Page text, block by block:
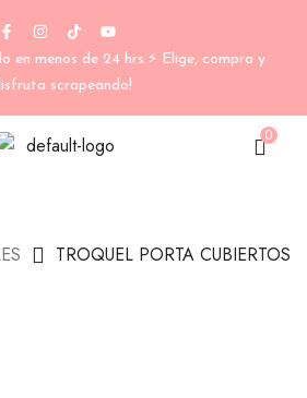
en menos de 24 hrs.⚡ Elige, compra y
scrapeando!
0
TROQUEL PORTA CUBIERTOS